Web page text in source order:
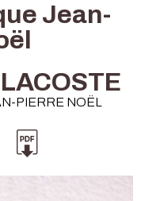
Jean-
PIERRE NOËL